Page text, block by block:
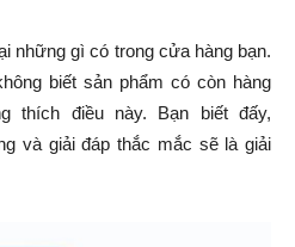
những gì có trong cửa hàng bạn.
biết sản phẩm có còn hàng
thích điều này. Bạn biết đấy,
và giải đáp thắc mắc sẽ là giải